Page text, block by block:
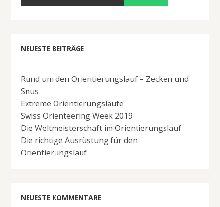
NEUESTE BEITRÄGE
Rund um den Orientierungslauf – Zecken und
Snus
Extreme Orientierungsläufe
Swiss Orienteering Week 2019
Die Weltmeisterschaft im Orientierungslauf
Die richtige Ausrüstung für den
Orientierungslauf
NEUESTE KOMMENTARE